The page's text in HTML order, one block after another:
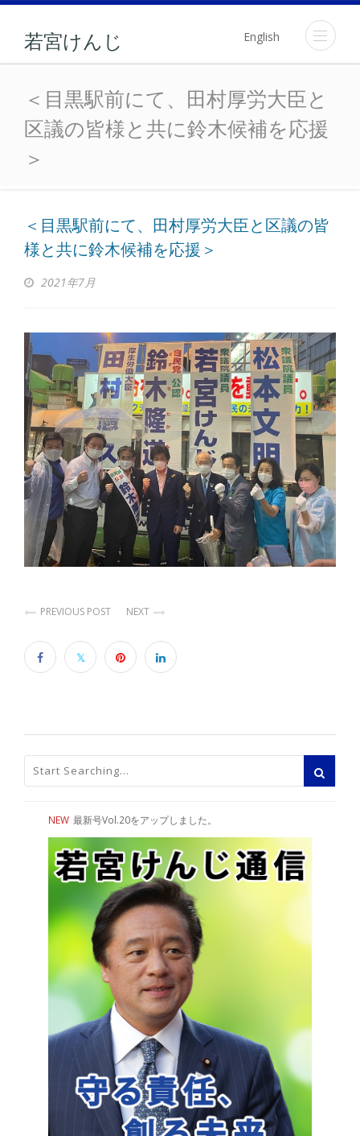
若宮けんじ English
＜目黒駅前にて、田村厚
＜目黒駅前にて、田村厚労大臣と
区議の皆様と共に鈴木候補を応援
＞
＜目黒駅前にて、田村厚労大臣と区議の皆
様と共に鈴木候補を応援＞
2021年7月
PREVIOUS POST NEXT
NEW 最新号Vol.20をアップしました。